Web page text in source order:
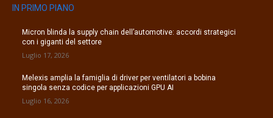
IN PRIMO PIANO
Micron blinda la supply chain dell’automotive: accordi strategici
con i giganti del settore
Luglio 17, 2026
Melexis amplia la famiglia di driver per ventilatori a bobina
singola senza codice per applicazioni GPU AI
Luglio 16, 2026